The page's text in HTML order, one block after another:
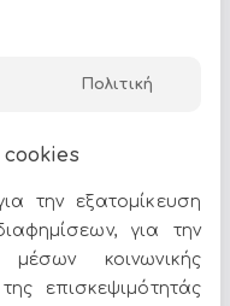
στη γιορτινή
τραπέζια
τα υλικά, μήκη και
γιρλάντες από
με κουκουνάρια και
Πολιτική
cookies
την εξατομίκευση
για την
κοινωνικής
επισκεψιμότητάς